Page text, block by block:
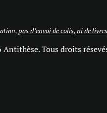
pas d’envoi de colis, ni de livres
Tous droits